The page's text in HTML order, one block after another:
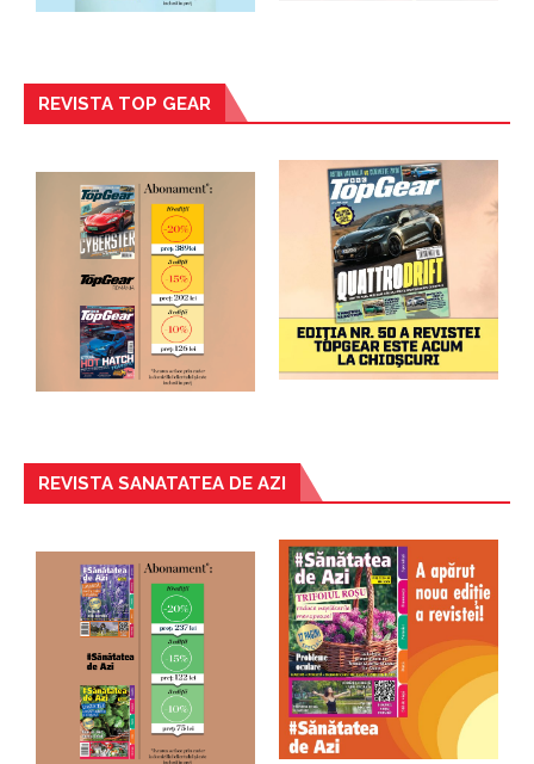
REVISTA TOP GEAR
REVISTA SANATATEA DE AZI